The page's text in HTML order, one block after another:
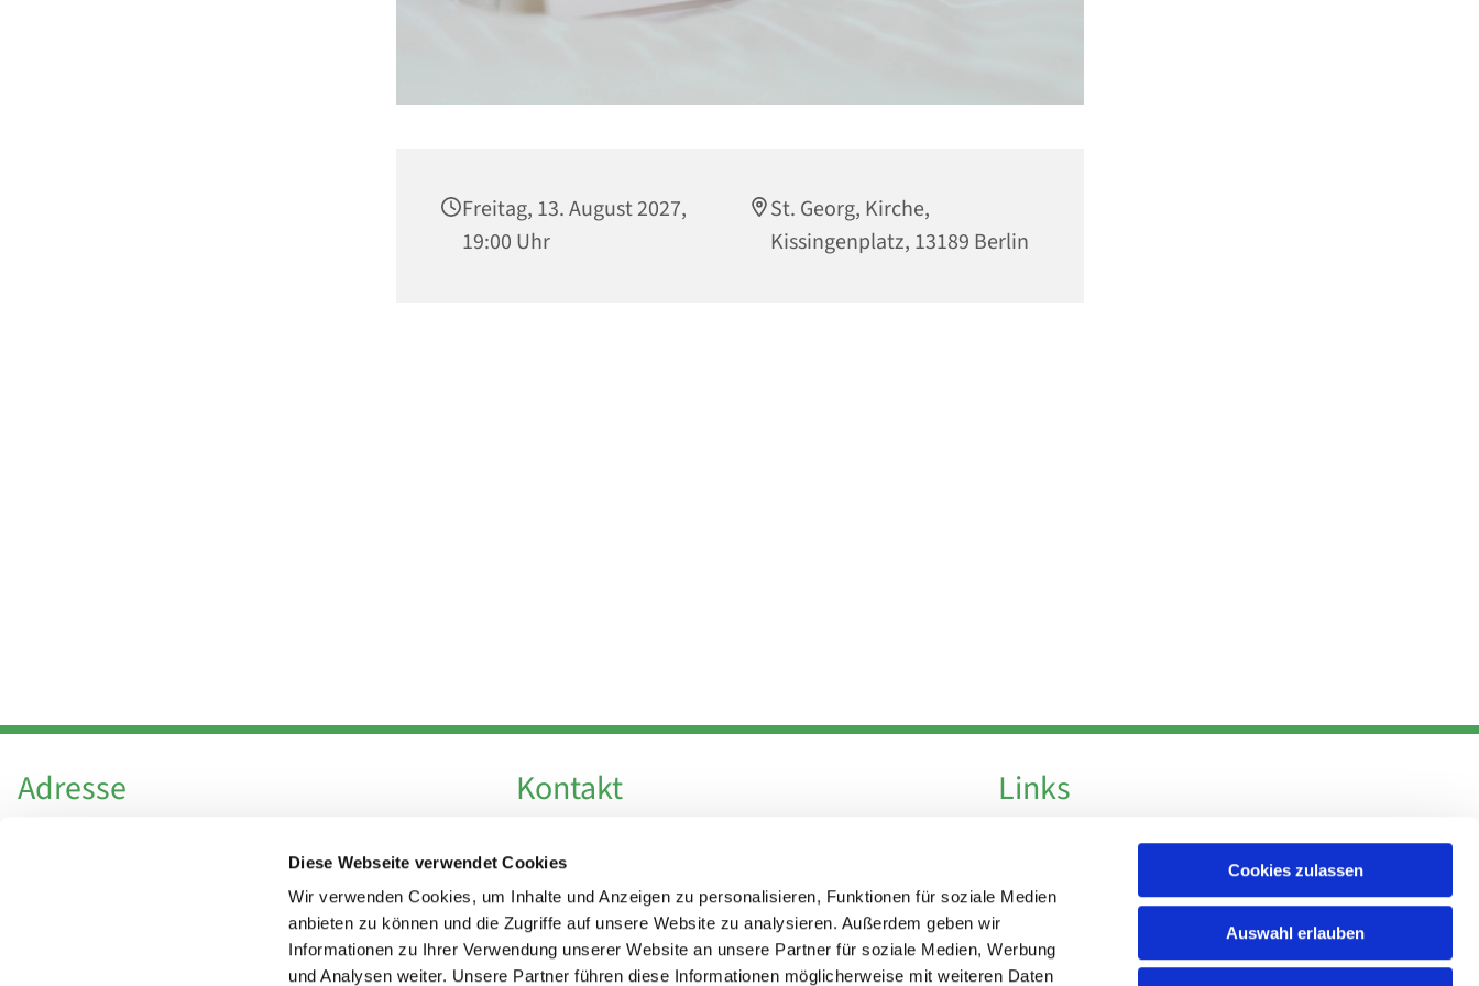
Diese Webseite verwendet Cookies
Wir verwenden Cookies, um Inhalte und Anzeigen zu personalisieren, Funktionen für soziale Medien
anbieten zu können und die Zugriffe auf unsere Website zu analysieren. Außerdem geben wir
Informationen zu Ihrer Verwendung unserer Website an unsere Partner für soziale Medien, Werbung
und Analysen weiter. Unsere Partner führen diese Informationen möglicherweise mit weiteren Daten
Cookies zulassen
Auswahl erlauben
Freitag, 13. August 2027,
19:00 Uhr
St. Georg, Kirche,
Kissingenplatz, 13189 Berlin
Adresse
Hl. Theresa von Avila Berlin Nordost
Leitender Pfarrer - Norbert Pomplun
Kontakt
Fax +49 30 924 54 18
E-Mailinfo@theresa-von-avila-berlin.de
Kirchenvorstand
Links
Impressum